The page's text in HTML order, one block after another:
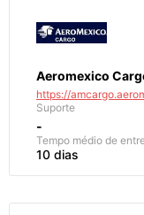
Aeromexico
https://
Suporte
-
Tempo médio de
10 dias